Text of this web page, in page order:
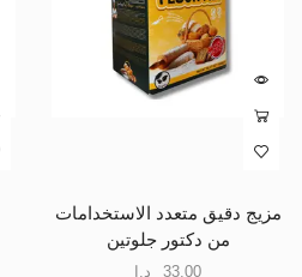
مزيج دقيق متعدد الاستخدامات
من دكتور جلوتين
33.00 د.إ